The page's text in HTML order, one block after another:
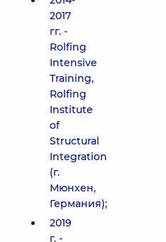
2017
гг. -
Rolfing
Intensive
Training,
Rolfing
Institute
of
Structural
Integration
(г.
Мюнхен,
Германия);
2019
г. -